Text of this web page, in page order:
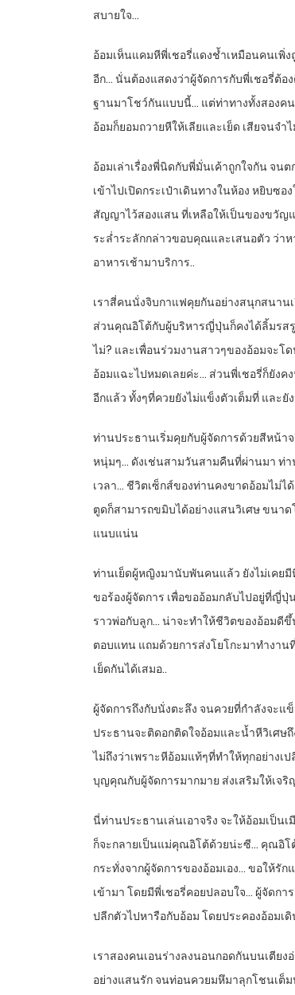
สบายใจ…
อ้อมเห็นแคมหีพี่เชอรี่แดงช้ำเหมือนคนเพิ่
อีก… นั่นต้องแสดงว่าผู้จัดการกับพี่เชอรี่ต้อ
ฐานมาโชว์กันแบบนี้… แต่ท่าทางทั้งสองค
อ้อมก็ยอมถวายหีให้เลียและเย็ด เสียจนจ
อ้อมเล่าเรื่องพี่นิดกับพี่มั่นเค้าถูกใจกัน จ
เข้าไปเปิดกระเป๋าเดินทางในห้อง หยิบ
สัญญาไว้สองแสน ที่เหลือให้เป็นของขวัญ
ระล่ำระลักกล่าวขอบคุณและเสนอตัว ว่าห
อาหารเช้ามาบริการ..
เราสี่คนนั่งจิบกาแฟคุยกันอย่างสนุกสนาน
ส่วนคุณอิโต้กับผู้บริหารญี่ปุ่นก็คงได้ลิ้มรสรู
ไม่? และเพื่อนร่วมงานสาวๆของอ้อมจะโ
อ้อมแฉะไปหมดเลยค่ะ… ส่วนพี่เชอรี่ก็ยังค
อีกแล้ว ทั้งๆที่ควยยังไม่แข็งตัวเต็มที่ และ
ท่านประธานเริ่มคุยกับผู้จัดการด้วยสีหน้า
หนุ่มๆ… ดังเช่นสามวันสามคืนที่ผ่านมา ท่า
เวลา… ชีวิตเซ็กส์ของท่านคงขาดอ้อมไม่ไ
ตูดก็สามารถขมิบได้อย่างแสนวิเศษ ขนา
แนบแน่น
ท่านเย็ดผู้หญิงมานับพันคนแล้ว ยังไม่เคย
ขอร้องผู้จัดการ เพื่อขออ้อมกลับไปอยู่ที่ญี่ปุ่
ราวพ่อกับลูก… น่าจะทำให้ชีวิตของอ้อมดี
ตอบแทน แถมด้วยการส่งโยโกะมาทำงาน
เย็ดกันได้เสมอ..
ผู้จัดการถึงกับนั่งตะลึง จนควยที่กำลังจะแ
ประธานจะติดอกติดใจอ้อมและน้ำหีวิเศษ
ไม่ถึงว่าเพราะหีอ้อมแท้ๆที่ทำให้ทุกอย่าง
บุญคุณกับผู้จัดการมากมาย ส่งเสริมให้เจ
นี่ท่านประธานเล่นเอาจริง จะให้อ้อมเป็น
ก็จะกลายเป็นแม่คุณอิโต้ด้วยน่ะซี… คุณอิโต้
กระทั่งจากผู้จัดการของอ้อมเอง… ขอให้รั
เข้ามา โดยมีพี่เชอรี่คอยปลอบใจ… ผู้จัดก
ปลีกตัวไปหารือกับอ้อม โดยประคองอ้อมเ
เราสองคนเอนร่างลงนอนกอดกันบนเตียง
อย่างแสนรัก จนท่อนควยมหึมาลุกโชนเต็